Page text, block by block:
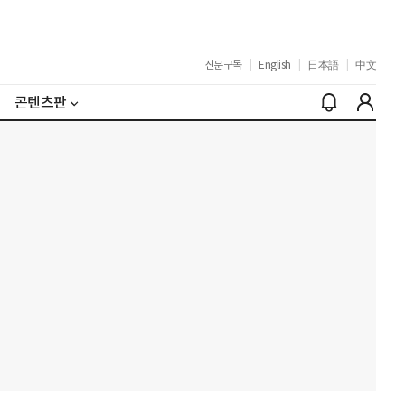
신문구독 English 日本語 中文
콘텐츠판